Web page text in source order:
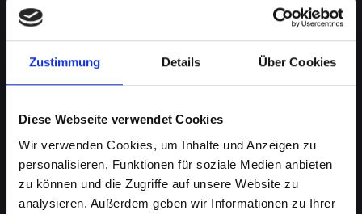
Zustimmung Details Über Cookies
Diese Webseite verwendet Cookies
Wir verwenden Cookies, um Inhalte und Anzeigen zu
personalisieren, Funktionen für soziale Medien anbieten
zu können und die Zugriffe auf unsere Website zu
analysieren. Außerdem geben wir Informationen zu Ihrer